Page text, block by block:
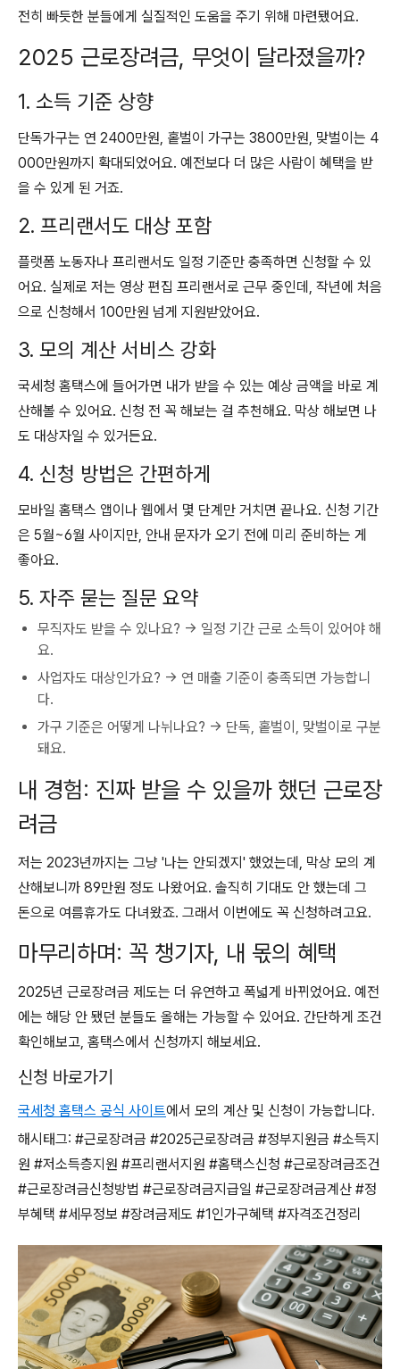
전히 빠듯한 분들에게 실질적인 도움을 주기 위해 마련됐어요.
2025 근로장려금, 무엇이 달라졌을까?
1. 소득 기준 상향
단독가구는 연 2400만원, 홑벌이 가구는 3800만원, 맞벌이는 4
000만원까지 확대되었어요. 예전보다 더 많은 사람이 혜택을 받
을 수 있게 된 거죠.
2. 프리랜서도 대상 포함
플랫폼 노동자나 프리랜서도 일정 기준만 충족하면 신청할 수 있
어요. 실제로 저는 영상 편집 프리랜서로 근무 중인데, 작년에 처음
으로 신청해서 100만원 넘게 지원받았어요.
3. 모의 계산 서비스 강화
국세청 홈택스에 들어가면 내가 받을 수 있는 예상 금액을 바로 계
산해볼 수 있어요. 신청 전 꼭 해보는 걸 추천해요. 막상 해보면 나
도 대상자일 수 있거든요.
4. 신청 방법은 간편하게
모바일 홈택스 앱이나 웹에서 몇 단계만 거치면 끝나요. 신청 기간
은 5월~6월 사이지만, 안내 문자가 오기 전에 미리 준비하는 게
좋아요.
5. 자주 묻는 질문 요약
무직자도 받을 수 있나요? → 일정 기간 근로 소득이 있어야 해
요.
사업자도 대상인가요? → 연 매출 기준이 충족되면 가능합니
다.
가구 기준은 어떻게 나뉘나요? → 단독, 홑벌이, 맞벌이로 구분
돼요.
내 경험: 진짜 받을 수 있을까 했던 근로장
려금
저는 2023년까지는 그냥 '나는 안되겠지' 했었는데, 막상 모의 계
산해보니까 89만원 정도 나왔어요. 솔직히 기대도 안 했는데 그
돈으로 여름휴가도 다녀왔죠. 그래서 이번에도 꼭 신청하려고요.
마무리하며: 꼭 챙기자, 내 몫의 혜택
2025년 근로장려금 제도는 더 유연하고 폭넓게 바뀌었어요. 예전
에는 해당 안 됐던 분들도 올해는 가능할 수 있어요. 간단하게 조건
확인해보고, 홈택스에서 신청까지 해보세요.
신청 바로가기
국세청 홈택스 공식 사이트에서 모의 계산 및 신청이 가능합니다.
해시태그: #근로장려금 #2025근로장려금 #정부지원금 #소득지
원 #저소득층지원 #프리랜서지원 #홈택스신청 #근로장려금조건
#근로장려금신청방법 #근로장려금지급일 #근로장려금계산 #정
부혜택 #세무정보 #장려금제도 #1인가구혜택 #자격조건정리